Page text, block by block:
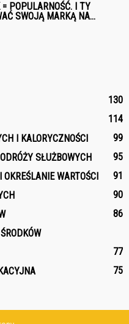
= POPULARNOŚĆ. I TY
SWOJĄ MARKĄ NA...
130
114
I KALORYCZNOŚCI
99
SŁUŻBOWYCH
95
WARTOŚCI
91
90
86
77
75